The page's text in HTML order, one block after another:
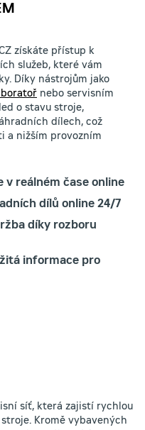
získáte přístup k
služeb, které vám
Díky nástrojům jako
nebo servisním
o stavu stroje,
dílech, což
a nižším provozním
v reálném čase online
dílů online 24/7
díky rozboru
informace pro
síť, která zajistí rychlou
Kromě vybavených